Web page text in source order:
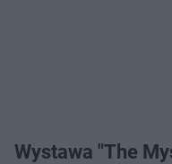
Wystawa "The